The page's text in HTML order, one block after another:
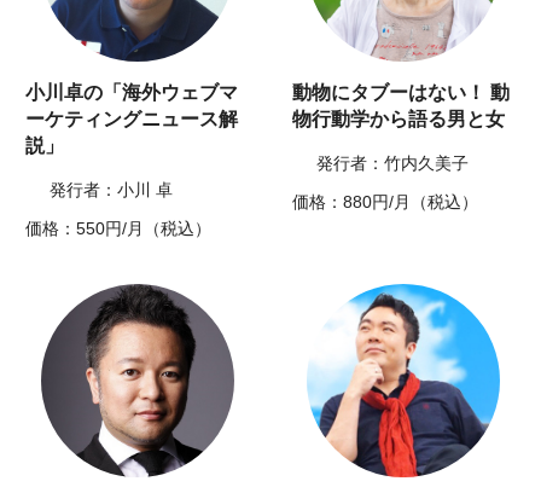
小川卓の「海外ウェブマ
ーケティングニュース解
説」
発行者：小川 卓
価格：550円/月（税込）
動物にタブーはない！ 動
物行動学から語る男と女
発行者：竹内久美子
価格：880円/月（税込）